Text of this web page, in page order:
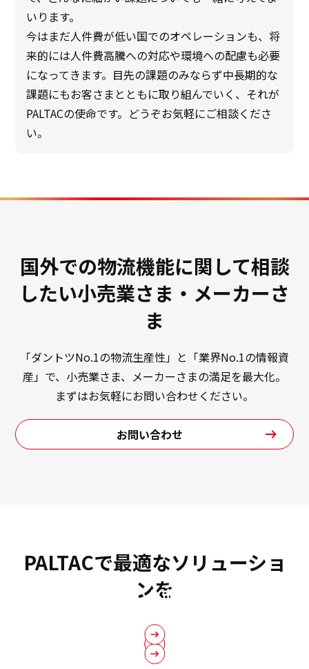
いります。
今はまだ人件費が低い国でのオペレーションも、将
来的には人件費高騰への対応や環境への配慮も必要
になってきます。目先の課題のみならず中長期的な
課題にもお客さまとともに取り組んでいく、それが
PALTACの使命です。どうぞお気軽にご相談くださ
い。
国外での物流機能に関して相談
したい小売業さま・メーカーさ
ま
「ダントツNo.1の物流生産性」と「業界No.1の情報資
産」で、小売業さま、メーカーさまの満足を最大化。
まずはお気軽にお問い合わせください。
お問い合わせ
PALTACで最適なソリューショ
ンを
日本国内でお取引を
ご希望の小売業さま
日本国内で販路展開を
ご希望のメーカーさま
グローバル市場への
ま・メーカーさま